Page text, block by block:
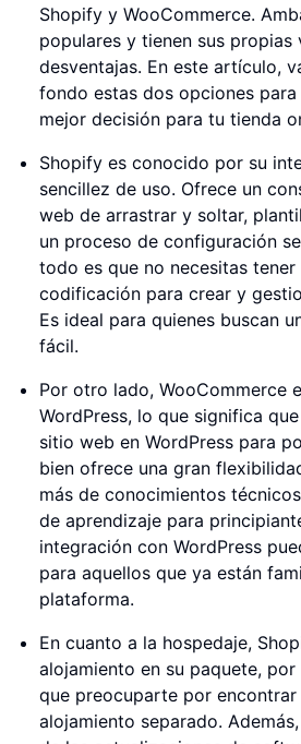
Shopify y WooCommerce.
populares y tienen sus propias
desventajas. En este artículo,
fondo estas dos opciones
mejor decisión para tu tienda
Shopify es conocido por su
sencillez de uso. Ofrece un
web de arrastrar y soltar,
un proceso de configuración
todo es que no necesitas
codificación para crear y
Es ideal para quienes buscan
fácil.
Por otro lado, WooCommerce
WordPress, lo que significa
sitio web en WordPress para
bien ofrece una gran
más de conocimientos
de aprendizaje para
integración con WordPress
para aquellos que ya están
plataforma.
En cuanto a la hospedaje,
alojamiento en su paquete,
que preocuparte por
alojamiento separado.